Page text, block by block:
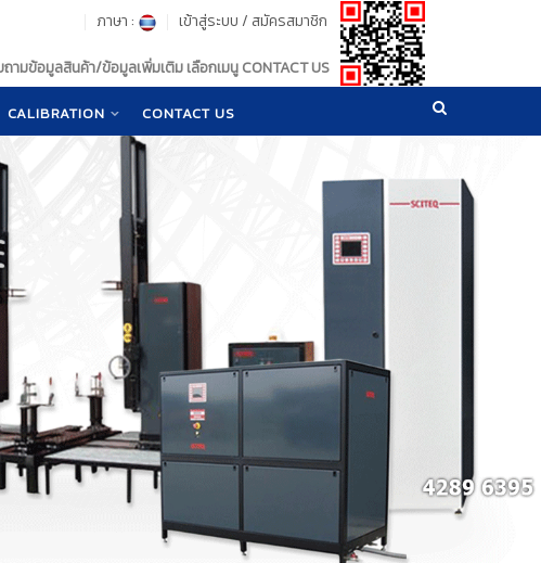
เข้าสู่ระบบ / สมัครสมาชิก
ภาษา :
ามข้อมูลสินค้า/ข้อมูลเพิ่มเติม เลือกเมนู CONTACT US
CALIBRATION CONTACT US